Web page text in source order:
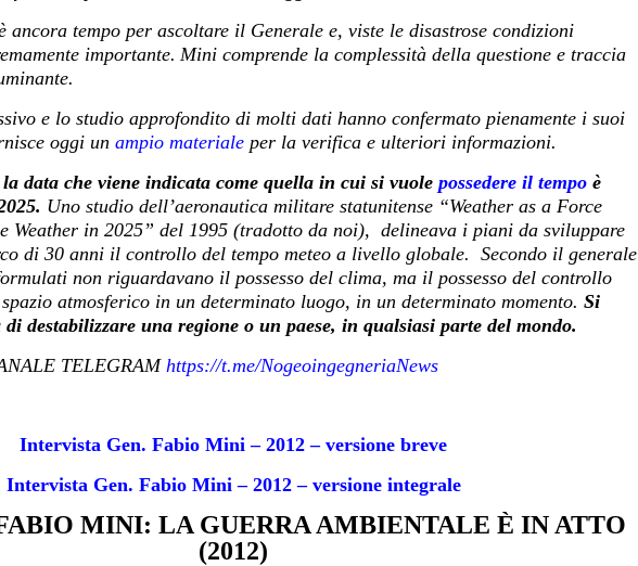
ancora tempo per ascoltare il Generale e, viste le disastrose condizioni
importante. Mini comprende la complessità della questione e traccia
e lo studio approfondito di molti dati hanno confermato pienamente i suoi
oggi un ampio materiale per la verifica e ulteriori informazioni.
data che viene indicata come quella in cui si vuole possedere il tempo è
Uno studio dell’aeronautica militare statunitense “Weather as a Force
Weather in 2025” del 1995 (tradotto da noi), delineava i piani da sviluppare
di 30 anni il controllo del tempo meteo a livello globale. Secondo il generale
non riguardavano il possesso del clima, ma il possesso del controllo
atmosferico in un determinato luogo, in un determinato momento. Si
destabilizzare una regione o un paese, in qualsiasi parte del mondo.
TELEGRAM https://t.me/NogeoingegneriaNews
Intervista Gen. Fabio Mini – 2012 – versione breve
Intervista Gen. Fabio Mini – 2012 – versione integrale
MINI: LA GUERRA AMBIENTALE È IN ATTO
(2012)